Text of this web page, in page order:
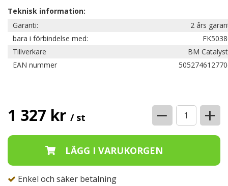
Teknisk information:
Garanti:
2 års
bara i förbindelse med:
Tillverkare
BM
EAN nummer
1 327 kr / st − +
Enkel och säker betalning